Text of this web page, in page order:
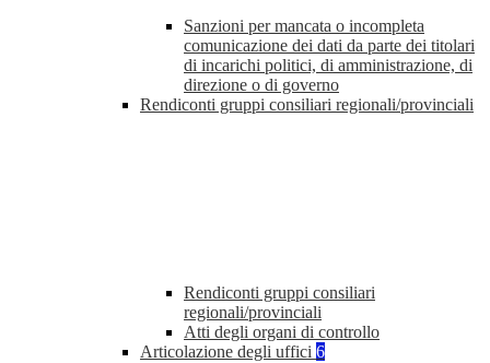
Sanzioni per mancata o incompleta
comunicazione dei dati da parte dei titolari
di incarichi politici, di amministrazione, di
direzione o di governo
Rendiconti gruppi consiliari regionali/provinciali
Rendiconti gruppi consiliari
regionali/provinciali
Atti degli organi di controllo
Articolazione degli uffici 6